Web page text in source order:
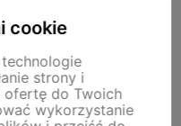
Wielkiego 29a, 50-077
19, 80-237 Gdańsk NIP:
cookie
strony i
ofertę do Twoich
wykorzystanie